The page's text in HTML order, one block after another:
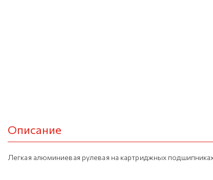
Описание
Легкая алюминиевая рулевая на картриджных